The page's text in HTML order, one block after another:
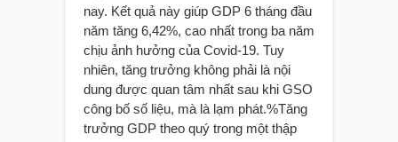
nay. Kết quả này giúp GDP 6 tháng đầu
năm tăng 6,42%, cao nhất trong ba năm
chịu ảnh hưởng của Covid-19. Tuy
nhiên, tăng trưởng không phải là nội
dung được quan tâm nhất sau khi GSO
công bố số liệu, mà là lạm phát.%Tăng
trưởng GDP theo quý trong một thập